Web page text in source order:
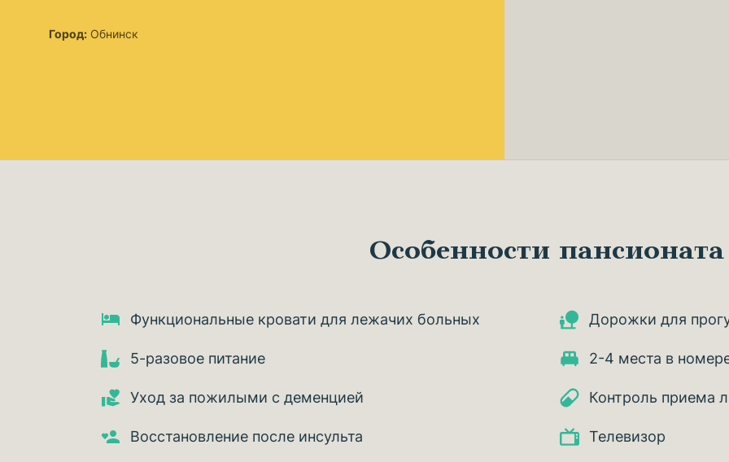
Город: Обнинск
Особенности пансионата
Функциональные кровати для лежачих больных Дорожки для
5-разовое питание 2-4 места в
Уход за пожилыми с деменцией Контроль приема
Восстановление после инсульта Телевизор